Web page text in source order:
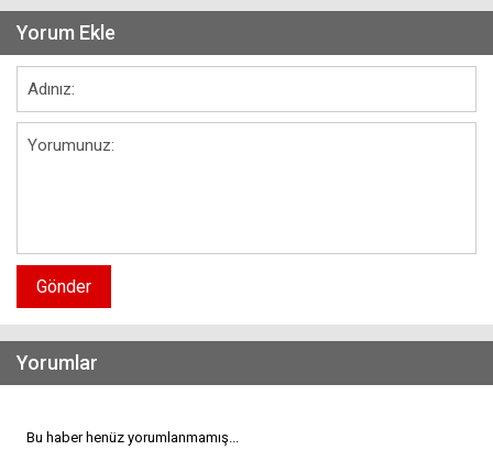
Yorum Ekle
Gönder
Yorumlar
Bu haber henüz yorumlanmamış...